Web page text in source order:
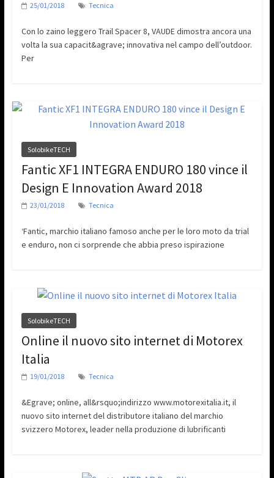
25/01/2018 Tecnica
Con lo zaino leggero Trail Spacer 8, VAUDE dimostra ancora una
volta la sua capacit&agrave; innovativa nel campo dell’outdoor.
Per
SolobikeTECH
Fantic XF1 INTEGRA ENDURO 180 vince il
Design E Innovation Award 2018
23/01/2018 Tecnica
‘Fantic, marchio italiano famoso anche per le loro moto da trial
e enduro, non ci sorprende che abbia preso ispirazione
SolobikeTECH
Online il nuovo sito internet di Motorex
Italia
19/01/2018 Tecnica
&Egrave; online, all&rsquo;indirizzo www.motorexitalia.it, il
nuovo sito internet del distributore italiano del marchio
svizzero Motorex, leader nella produzione di lubrificanti